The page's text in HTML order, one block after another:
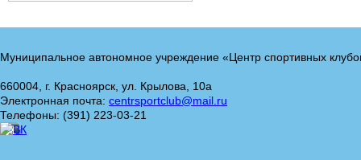
Муниципальное автономное учреждение «Центр спортивных
660004, г. Красноярск, ул. Крылова, 10а
Электронная почта: centrsportclub@mail.ru
Телефоны: (391) 223-03-21